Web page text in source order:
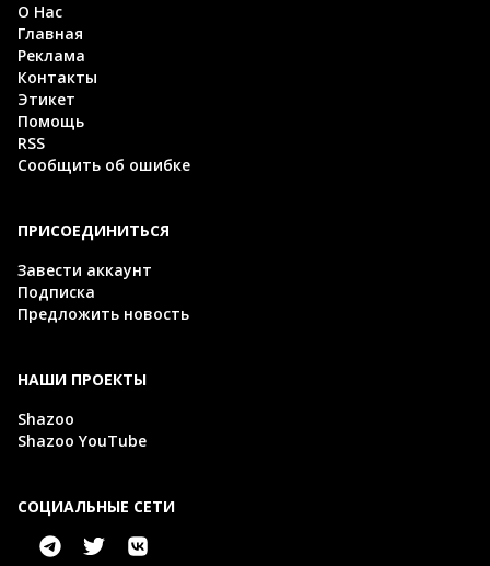
О Нас
Главная
Реклама
Контакты
Этикет
Помощь
RSS
Сообщить об ошибке
ПРИСОЕДИНИТЬСЯ
Завести аккаунт
Подписка
Предложить новость
НАШИ ПРОЕКТЫ
Shazoo
Shazoo YouTube
СОЦИАЛЬНЫЕ СЕТИ